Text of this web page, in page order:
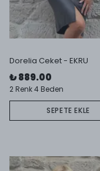
Dorelia Ceket - EKRU
₺ 889.00
2 Renk 4 Beden
SEPETE EKLE